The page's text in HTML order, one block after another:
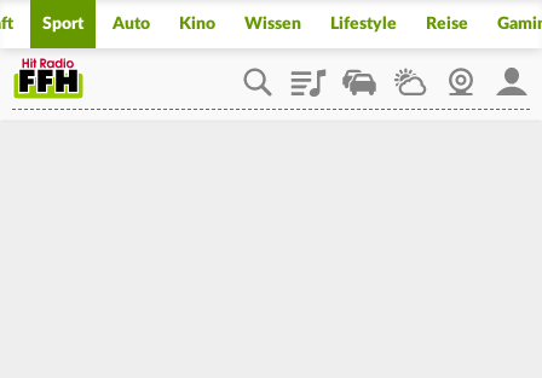
Sport Auto Kino Wissen Lifestyle Reise
PlaylistStaupilotWetterWebcam